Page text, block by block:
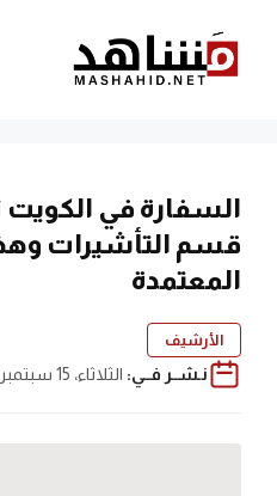
المحتوى
السفارة في الكويت
قسم التأشيرات
المعتمدة
الأرشيف
نـشــر فــي: الثلاثاء، 15 سبتمبر 2020 | 6:42 م